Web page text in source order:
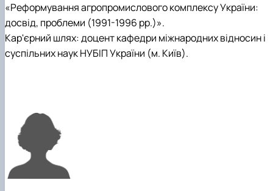
«Реформування агропромислового комплексу України:
досвід, проблеми (1991-1996 рр.)».
Кар'єрний шлях: доцент кафедри міжнародних відносин і
суспільних наук НУБІП України (м. Київ).